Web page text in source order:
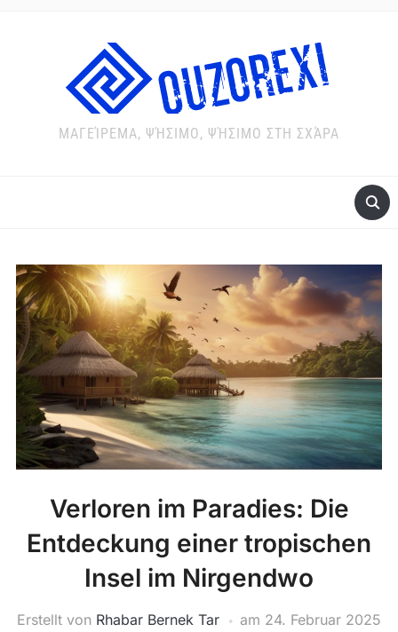
ΜΑΓΕΊΡΕΜΑ, ΨΉΣΙΜΟ, ΨΉΣΙΜΟ ΣΤΗ ΣΧΆΡΑ
Verloren im Paradies: Die
Entdeckung einer tropischen
Insel im Nirgendwo
Erstellt von Rhabar Bernek Tar am 24. Februar 2025